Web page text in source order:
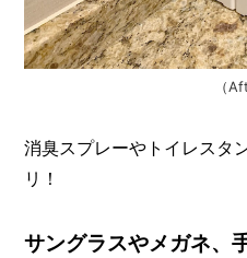
（
消臭スプレーやトイレスタ
リ！
サングラスやメガネ、